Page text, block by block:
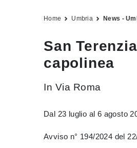
Home Umbria News -
San
capolinea
In Via Roma
Dal 23 luglio al 6 agosto
Avviso n° 194/2024 del